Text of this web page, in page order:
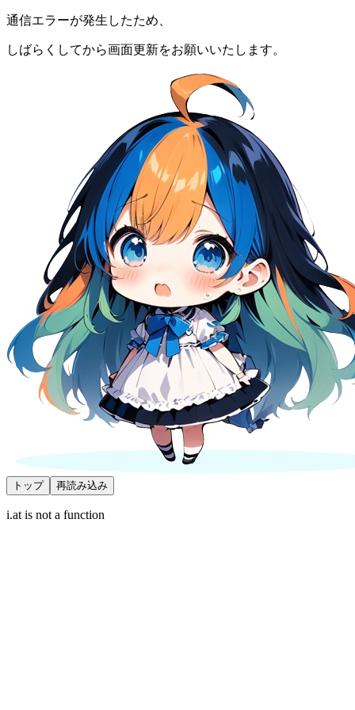
通信エラーが発生したため、
しばらくしてから画面更新をお願いいたします。
トップ 再読み込み
i.at is not a function